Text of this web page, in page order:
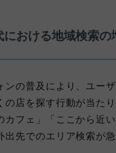
における地域検索の
ンの普及により、ユー
の店を探す行動が当た
カフェ」「ここから近
出先でのエリア検索が急